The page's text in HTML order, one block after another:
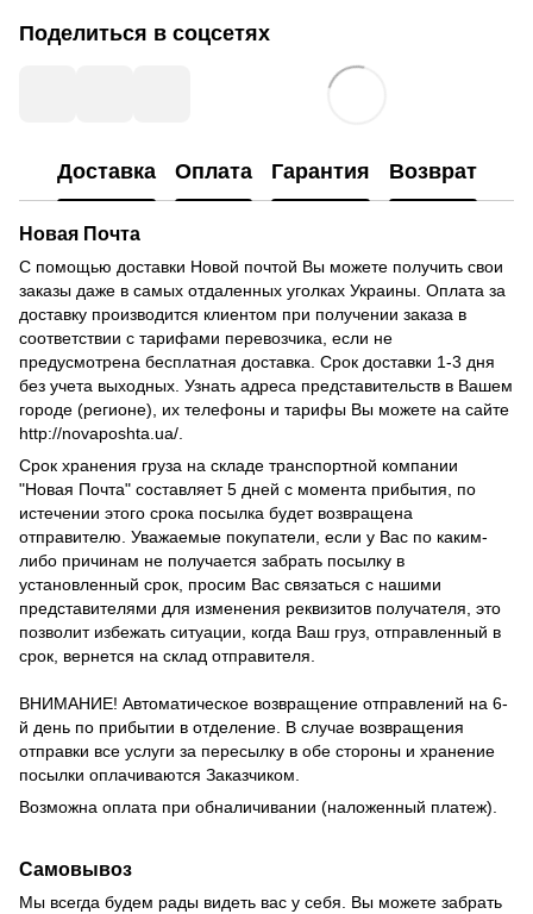
Поделиться в соцсетях
Доставка Оплата Гарантия Возврат
Новая Почта
С помощью доставки Новой почтой Вы можете получить свои
заказы даже в самых отдаленных уголках Украины. Оплата за
доставку производится клиентом при получении заказа в
соответствии с тарифами перевозчика, если не
предусмотрена бесплатная доставка. Срок доставки 1-3 дня
без учета выходных. Узнать адреса представительств в Вашем
городе (регионе), их телефоны и тарифы Вы можете на сайте
http://novaposhta.ua/.
Срок хранения груза на складе транспортной компании
"Новая Почта" составляет 5 дней с момента прибытия, по
истечении этого срока посылка будет возвращена
отправителю. Уважаемые покупатели, если у Вас по каким-
либо причинам не получается забрать посылку в
установленный срок, просим Вас связаться с нашими
представителями для изменения реквизитов получателя, это
позволит избежать ситуации, когда Ваш груз, отправленный в
срок, вернется на склад отправителя.
ВНИМАНИЕ! Автоматическое возвращение отправлений на 6-
й день по прибытии в отделение. В случае возвращения
отправки все услуги за пересылку в обе стороны и хранение
посылки оплачиваются Заказчиком.
Возможна оплата при обналичивании (наложенный платеж).
Самовывоз
Мы всегда будем рады видеть вас у себя. Вы можете забрать